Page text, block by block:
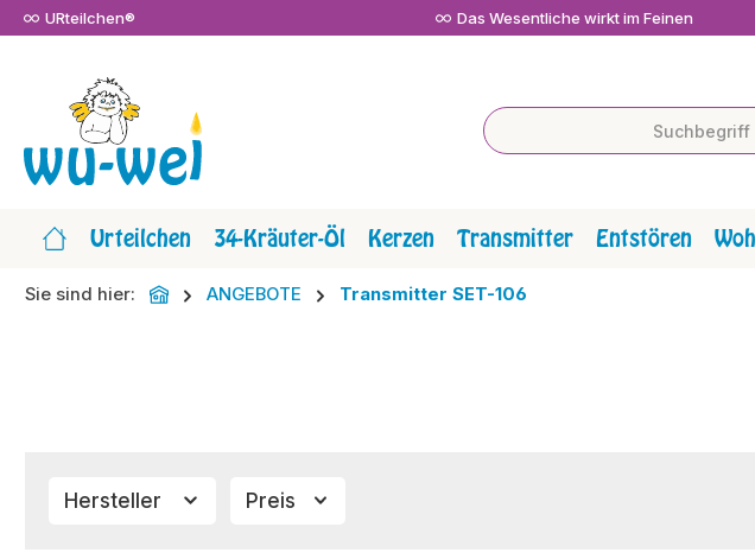
Hauptinhalt springen
Zur Suche springen
Zur Hauptnavigation springen
URteilchen® Das Wesentliche wirkt im Feinen
Urteilchen 34-Kräuter-Öl Kerzen Transmitter Entstören
Sie sind hier: ANGEBOTE Transmitter SET-106
Hersteller Preis